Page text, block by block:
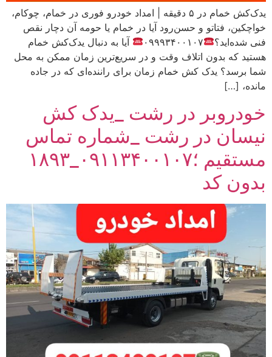
یدک‌کش خمام در ۵ دقیقه | امداد خودرو فوری در خمام، چوکام،
خواچکین، فتاتو و حسن‌رود آیا در خمام یا حومه آن دچار نقص
فنی شده‌اید؟
۰۹۹۹۳۴۰۰۱۰۷
آیا به دنبال یدک‌کش خمام
هستید که بدون اتلاف وقت و در سریع‌ترین زمان ممکن به محل
شما برسد؟ یدک کش خمام زمان برای راننده‌ای که در جاده
مانده، […]
خودروبر در رشت _یدک کش
نیسان در رشت _شماره تماس
مستقیم ؛۰۹۱۱۳۴۰۰۱۰۷_۱۸۹۳
بدون کد